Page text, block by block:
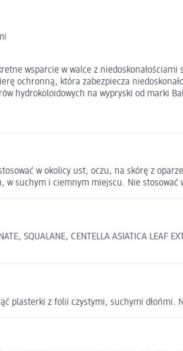
wsparcie w walce z
ochronną, która zabezpiecza
hydrokoloidowych na wypryski od marki
w okolicy ust, oczu, na skórę z
w suchym i ciemnym miejscu. Nie
SQUALANE, CENTELLA ASIATICA LEAF
plasterki z folii czystymi, suchymi